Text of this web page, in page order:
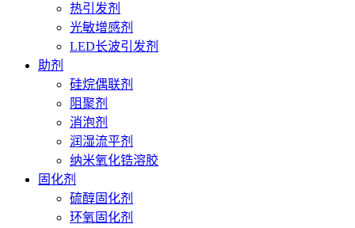
热引发剂
光敏增感剂
LED长波引发剂
助剂
硅烷偶联剂
阻聚剂
消泡剂
润湿流平剂
纳米氧化锆溶胶
固化剂
硫醇固化剂
环氧固化剂